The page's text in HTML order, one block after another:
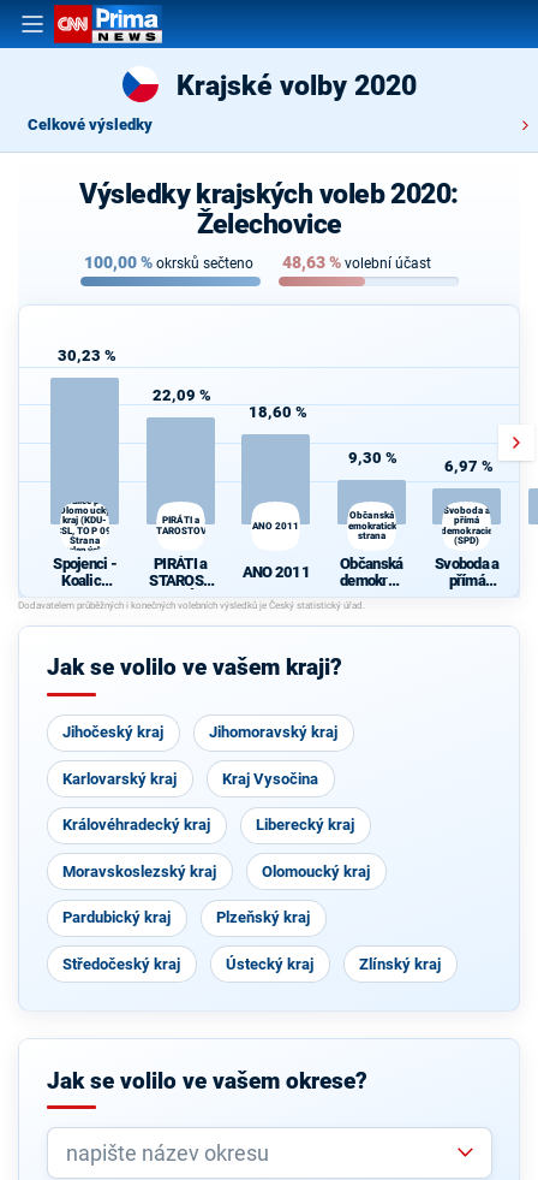
Krajské volby 2020
Celkové výsledky
Výsledky krajských voleb 2020:
Želechovice
100,00% okrsků sečteno 48,63% volební účast
30,23 %
Koalice pro
Olomoucký
kraj (KDU-
ČSL, TOP 09,
Strana
zelených,
ProOlomouc)
Spojenci -
Koalice
pro
Olomouck
ý kraj
ČSL, TOP
zelených,
ProOlomo
uc)
22,09 %
PIRÁTI a
STAROSTOVÉ
PIRÁTI a
STAROST
OVÉ
18,60 %
ANO 2011
ANO 2011
9,30 %
Občanská
demokratická
strana
Občanská
demokrati
cká strana
6,97 %
Svoboda a
přímá
demokracie
(SPD)
Svoboda a
přímá
demokraci
Jak se volilo ve vašem kraji?
Jihočeský kraj Jihomoravský kraj
Karlovarský kraj Kraj Vysočina
Královéhradecký kraj Liberecký kraj
Moravskoslezský kraj Olomoucký kraj
Pardubický kraj Plzeňský kraj
Středočeský kraj Ústecký kraj Zlínský kraj
Jak se volilo ve vašem okrese?